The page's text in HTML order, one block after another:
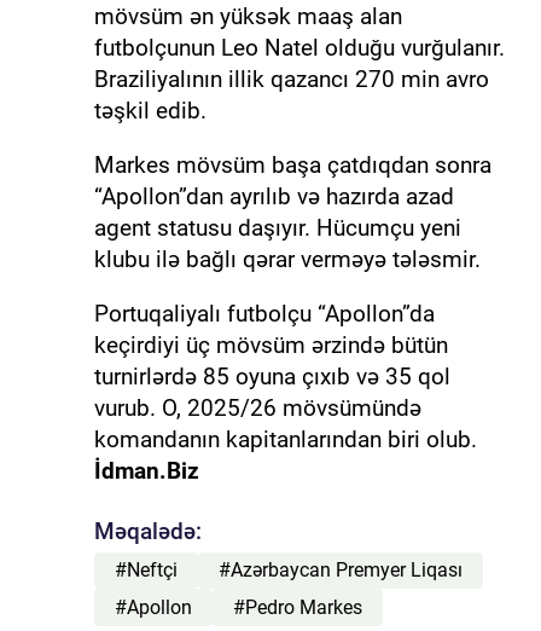
mövsüm ən yüksək maaş alan
futbolçunun Leo Natel olduğu vurğulanır.
Braziliyalının illik qazancı 270 min avro
təşkil edib.
Markes mövsüm başa çatdıqdan sonra
“Apollon”dan ayrılıb və hazırda azad
agent statusu daşıyır. Hücumçu yeni
klubu ilə bağlı qərar verməyə tələsmir.
Portuqaliyalı futbolçu “Apollon”da
keçirdiyi üç mövsüm ərzində bütün
turnirlərdə 85 oyuna çıxıb və 35 qol
vurub. O, 2025/26 mövsümündə
komandanın kapitanlarından biri olub.
İdman.Biz
Məqalədə:
#Neftçi
#Azərbaycan Premyer Liqası
#Apollon
#Pedro Markes